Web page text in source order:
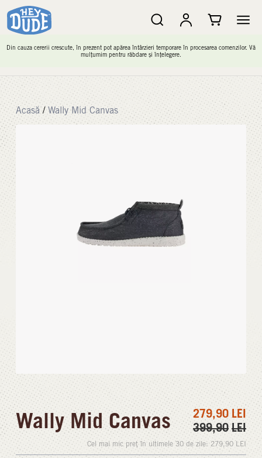
Din cauza cererii crescute, în prezent pot apărea întârzieri temporare în procesarea comenzilor. Vă
mulțumim pentru răbdare și înțelegere.
Acasă / Wally Mid Canvas
Wally Mid Canvas 279,90 LEI
399,90 LEI
Cel mai mic preț în ultimele 30 de zile: 279,90LEI